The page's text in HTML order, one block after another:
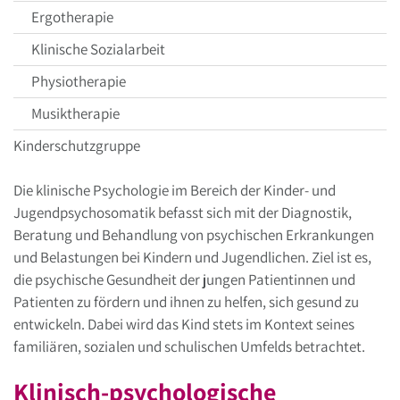
Ergotherapie
Klinische Sozialarbeit
Physiotherapie
Musiktherapie
Kinderschutzgruppe
Die klinische Psychologie im Bereich der Kinder- und
Jugendpsychosomatik befasst sich mit der Diagnostik,
Beratung und Behandlung von psychischen Erkrankungen
und Belastungen bei Kindern und Jugendlichen. Ziel ist es,
die psychische Gesundheit der jungen Patientinnen und
Patienten zu fördern und ihnen zu helfen, sich gesund zu
entwickeln. Dabei wird das Kind stets im Kontext seines
familiären, sozialen und schulischen Umfelds betrachtet.
Klinisch-psychologische